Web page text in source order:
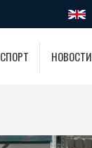
СПОРТ НОВОСТИ